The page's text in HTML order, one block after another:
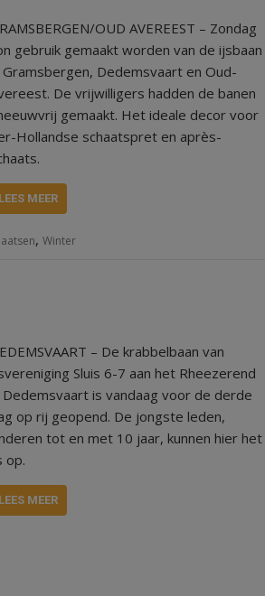
OUD AVEREEST – Zondag
gebruik gemaakt worden van de ijsbaan
Gramsbergen, Dedemsvaart en Oud-
De vrijwilligers hadden de banen
gemaakt. Het ideale decor voor
Hollandse schaatspret en après-
LEES MEER
, Winter
– De krabbelbaan van
Sluis 6-7 aan het Rheezerend
Dedemsvaart is vandaag voor de derde
op rij geopend. De jongste leden,
tot en met 10 jaar, kunnen hier het
op.
LEES MEER